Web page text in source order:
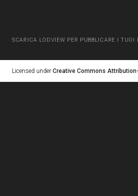
SCARICA LODVIEW PER PUBBLICARE I TUOI
Licensed under Creative Commons